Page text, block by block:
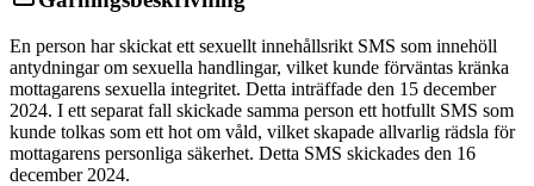
En person har skickat ett sexuellt innehållsrikt SMS som innehöll
antydningar om sexuella handlingar, vilket kunde förväntas kränka
mottagarens sexuella integritet. Detta inträffade den 15 december
2024. I ett separat fall skickade samma person ett hotfullt SMS som
kunde tolkas som ett hot om våld, vilket skapade allvarlig rädsla för
mottagarens personliga säkerhet. Detta SMS skickades den 16
december 2024.